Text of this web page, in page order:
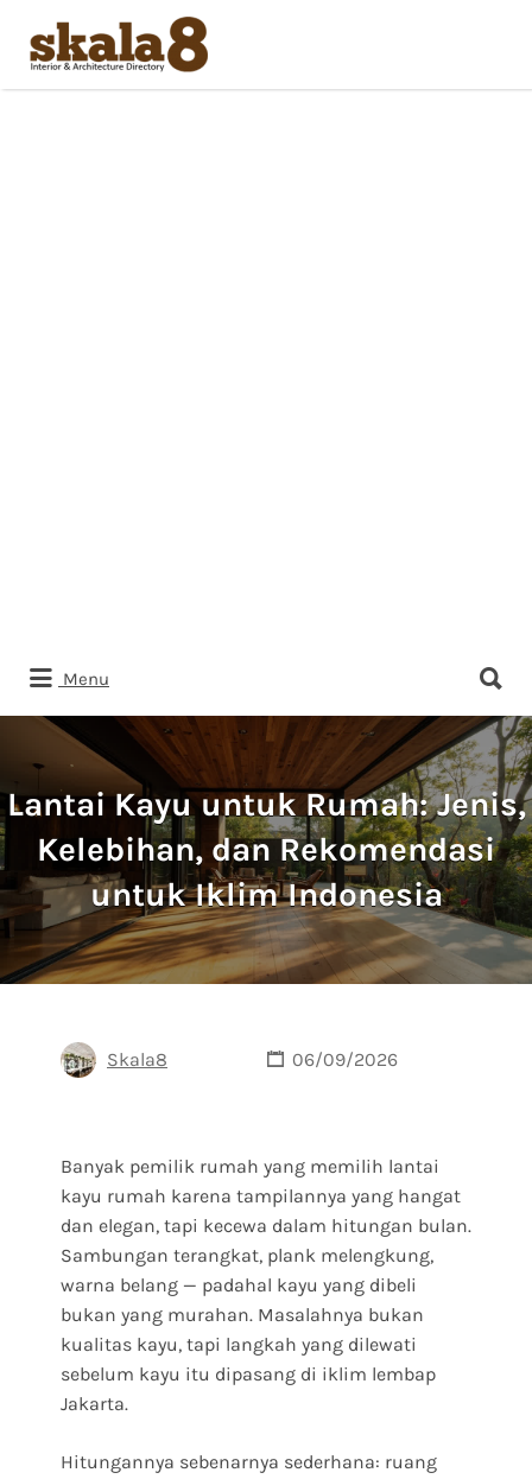
Search
for:
Menu
for:
Lantai Kayu untuk Rumah: Jenis,
Kelebihan, dan Rekomendasi
untuk Iklim Indonesia
Skala8 06/09/2026
Banyak pemilik rumah yang memilih lantai
kayu rumah karena tampilannya yang hangat
dan elegan, tapi kecewa dalam hitungan bulan.
Sambungan terangkat, plank melengkung,
warna belang — padahal kayu yang dibeli
bukan yang murahan. Masalahnya bukan
kualitas kayu, tapi langkah yang dilewati
sebelum kayu itu dipasang di iklim lembap
Jakarta.
Hitungannya sebenarnya sederhana: ruang